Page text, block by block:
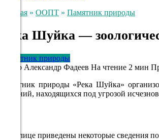
Главная » ООПТ » Памятник природы
Река Шуйка —
Памятник природы
Автор Александр Фадеев На чтение 2 мин
Памятник природы «Река Шуйка»
растений, находящихся под угрозой
В таблице приведены некоторые сведения